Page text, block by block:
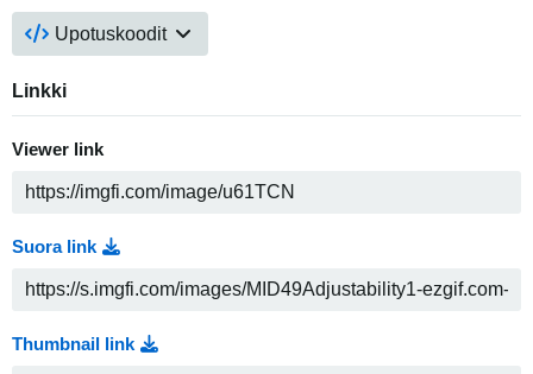
Upotuskoodit
Linkki
Viewer link
Suora link
Thumbnail link